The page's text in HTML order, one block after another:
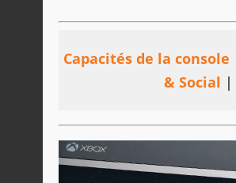
Capacités de la console
& Social |